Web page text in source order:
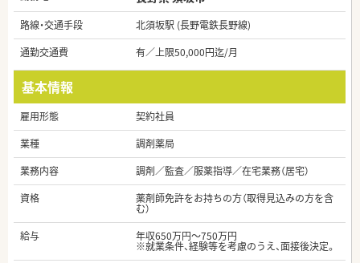
路線・交通手段
北須坂駅 (長野電鉄長野線)
通勤交通費
有／上限50,000円迄/月
基本情報
雇用形態
契約社員
業種
調剤薬局
業務内容
調剤／監査／服薬指導／在宅業務（居宅）
資格
薬剤師免許をお持ちの方（取得見込みの方を含
む）
給与
年収650万円～750万円
※就業条件、経験等を考慮のうえ、面接後決定。